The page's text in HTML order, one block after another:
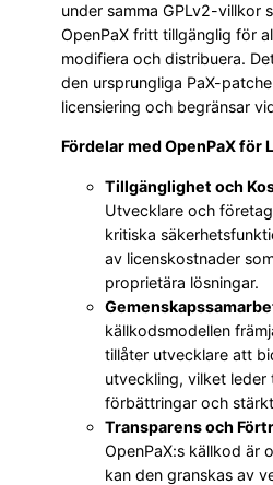
under samma GPLv2-villkor
OpenPaX fritt tillgänglig för
modifiera och distribuera.
den ursprungliga PaX-
licensiering och begränsar
Fördelar med OpenPaX för
Tillgänglighet och
Utvecklare och
kritiska
av licenskostnader
proprietära lösningar.
källkodsmodellen
tillåter utvecklare att
utveckling, vilket leder
förbättringar och
Transparens och
OpenPaX:s källkod är
kan den granskas av